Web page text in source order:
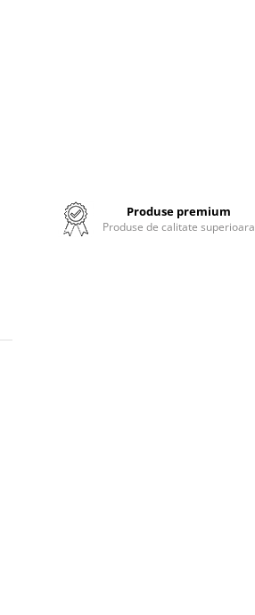
Produse premium
Produse de calitate superioara